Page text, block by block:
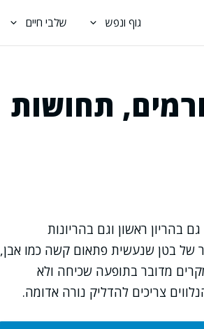
גוף ונפש שלבי חיים
תחושות
ראשון וגם בהריונות
של בטן שנעשית פתאום קשה כמו אבן,
מדובר בתופעה שכיחה ולא
צריכים להדליק נורה אדומה.